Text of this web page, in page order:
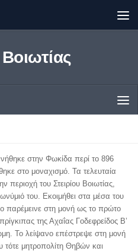
στην Φωκίδα περί το 896
στο μοναχισμό. Τα τελευταία
περιοχή του Στειρίου Βοιωτίας,
του. Εκοιμήθει στα μέσα του
παρέμεινε στη μονή ως το πρώτο
της Αχαΐας Γοδεφρείδος Β’
Το λείψανο επέστρεψε στη μονή
μητροπολίτη Θηβών και